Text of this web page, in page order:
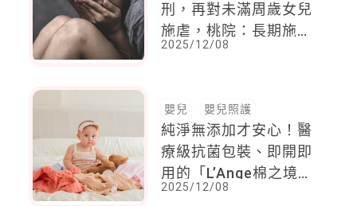
刑，再對未滿周歲女兒
施虐，桃院：長期施
暴，犯後態度極差，判
2025/12/08
嬰兒 嬰兒照護
純淨無添加才安心！醫
療級抗菌包裝、即開即
用的「L’Ange棉之境」
純棉紗布巾，讓育兒生
2025/12/08